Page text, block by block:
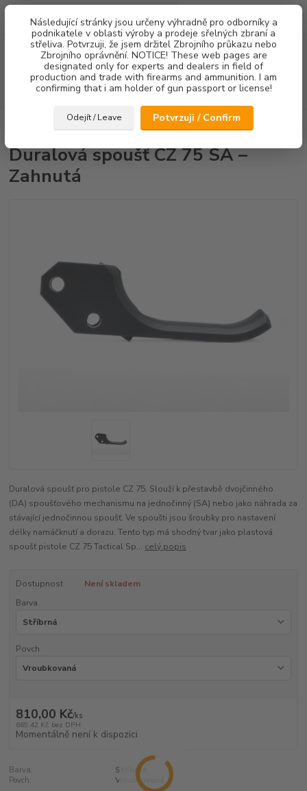
Následující stránky jsou určeny výhradně pro odborníky a
podnikatele v oblasti výroby a prodeje sřelných zbraní a
střeliva. Potvrzuji, že jsem držitel Zbrojního průkazu nebo
Zbrojního oprávnění. NOTICE! These web pages are
designated only for experts and dealers in field of
production and trade with firearms and ammunition. I am
confirming that i am holder of gun passport or license!
Odejít / Leave Potvrzuji / Confirm
Menu
Hledat
za0,00 Kč
Duralová spoušť CZ 75 SA – Zahnutá
Duralová spoušť CZ 75 SA –
Zahnutá
Duralová spoušť pro pistole CZ 75. Slouží k přestavbě dvojčinného
(DA) spoušťového mechanismu na jednočinný (SA) nebo jako náhrada za
stávající jednočinnou spoušť. Ve spoušti jsou šroubky pro nastavení
délky namáčknutí a dorazu. Tento typ má shodný tvar jako plastová
spoušť pistole CZ 75 Tactical Sp... celý popis
Dostupnost
Není skladem
Barva
Povch
810,00 Kč/ks
669,42 Kč bez DPH
Momentálně není k dispozici
Barva:
Stříbrná
Povch:
Vroubkovaná